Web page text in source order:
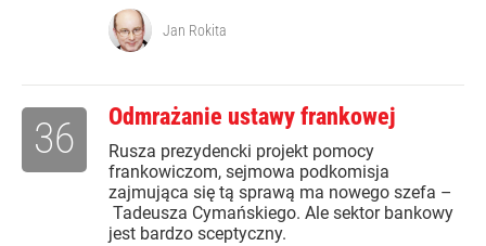
Jan Rokita
Odmrażanie ustawy frankowej
Rusza prezydencki projekt pomocy
frankowiczom, sejmowa podkomisja
zajmująca się tą sprawą ma nowego szefa –
Tadeusza Cymańskiego. Ale sektor bankowy
jest bardzo sceptyczny.
36